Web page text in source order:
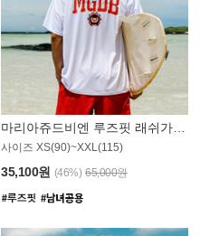
사이즈 XS(90)~XXL(115)
35,100원 (46%) 65,000원